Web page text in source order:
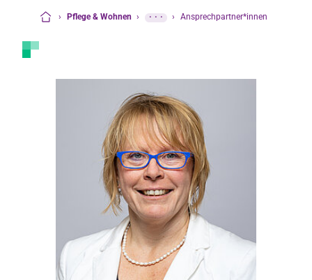
› Pflege & Wohnen › ··· › Ansprechpartner*innen